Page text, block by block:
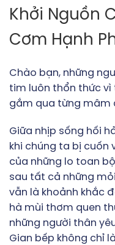
Khởi Nguồn
Cơm Hạnh
Chào bạn, những
tim luôn thổn thức vì
gắm qua từng mâm
Giữa nhịp sống hối
khi chúng ta bị cuốn
của những lo toan
sau tất cả những
vẫn là khoảnh khắc
hà mùi thơm quen
những người thân
Gian bếp không chỉ